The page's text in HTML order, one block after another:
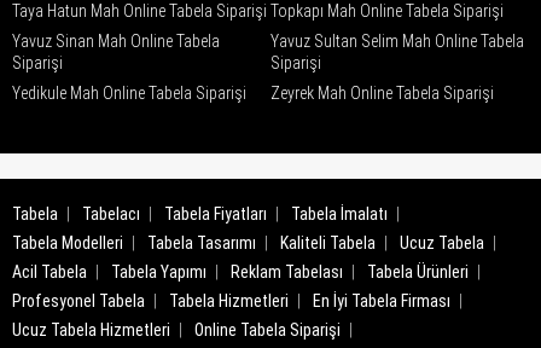
Taya Hatun Mah Online Tabela Siparişi Topkapı Mah Online Tabela Siparişi
Yavuz Sinan Mah Online Tabela
Siparişi
Yavuz Sultan Selim Mah Online Tabela
Siparişi
Yedikule Mah Online Tabela Siparişi
Zeyrek Mah Online Tabela Siparişi
Tabela Tabelacı Tabela Fiyatları
Tabela İmalatı
Tabela Modelleri
Tabela Tasarımı Kaliteli Tabela
Ucuz Tabela
Acil Tabela
Tabela Yapımı Reklam Tabelası
Tabela Ürünleri
Profesyonel Tabela
Tabela Hizmetleri
En İyi Tabela Firması
Ucuz Tabela Hizmetleri
Online Tabela Siparişi